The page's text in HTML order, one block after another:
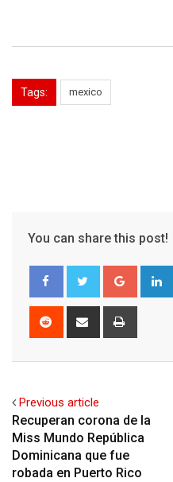
Tags: mexico
You can share this post!
Google+
Reddit
Share
Previous article
Recuperan corona de la
Miss Mundo República
Dominicana que fue
robada en Puerto Rico